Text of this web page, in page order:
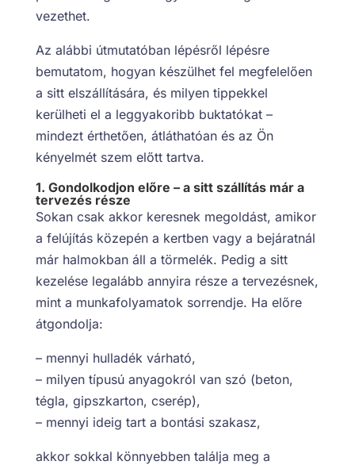
vezethet.
Az alábbi útmutatóban lépésről lépésre
bemutatom, hogyan készülhet fel megfelelően
a sitt elszállítására, és milyen tippekkel
kerülheti el a leggyakoribb buktatókat –
mindezt érthetően, átláthatóan és az Ön
kényelmét szem előtt tartva.
1. Gondolkodjon előre – a sitt szállítás már a
tervezés része
Sokan csak akkor keresnek megoldást, amikor
a felújítás közepén a kertben vagy a bejáratnál
már halmokban áll a törmelék. Pedig a sitt
kezelése legalább annyira része a tervezésnek,
mint a munkafolyamatok sorrendje. Ha előre
átgondolja:
– mennyi hulladék várható,
– milyen típusú anyagokról van szó (beton,
tégla, gipszkarton, cserép),
– mennyi ideig tart a bontási szakasz,
akkor sokkal könnyebben találja meg a